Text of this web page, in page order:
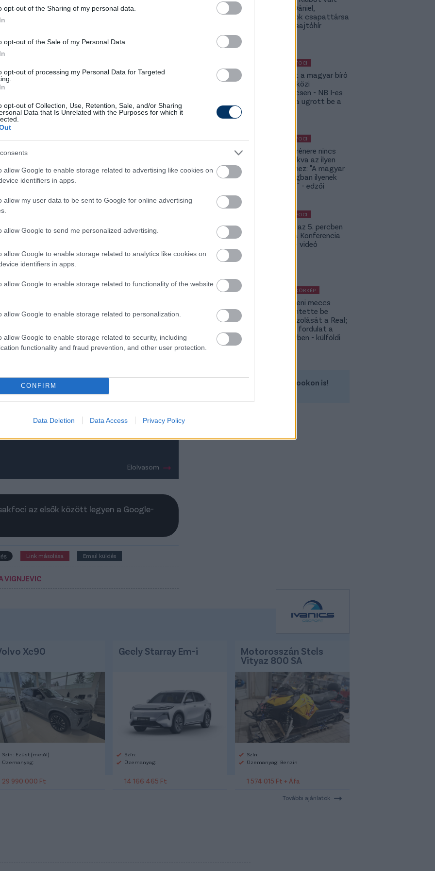
opt-out of the Sharing of my personal data.
opt-out of the Sale of my Personal Data.
opt-out of processing my Personal Data for Targeted
opt-out of Collection, Use, Retention, Sale, and/or Sharing
Data that Is Unrelated with the Purposes for which it
allow Google to enable storage related to advertising like cookies on
identifiers in apps.
allow my user data to be sent to Google for online advertising
allow Google to send me personalized advertising.
allow Google to enable storage related to analytics like cookies on
identifiers in apps.
allow Google to enable storage related to functionality of the website
allow Google to enable storage related to personalization.
allow Google to enable storage related to security, including
functionality and fraud prevention, and other user protection.
CONFIRM
Data Deletion Data Access Privacy Policy
felelősséggel.
Újpest szurkolói nélkül nem lenne az, ami,
hogy nem sikerült úgy elkezdeni a
életére nagyon rányomta a hangulatát
folytatni azt a munkát, amit elkezdtünk.
100 százalékban, ami bennünk
változtatni. A Ferencváros elleni meccsig
megváltozott, más lett a hangulat, az
mellett, hogy már a 60. perc
a játékon, de nem tudok
ebből. Ennek
megnyerhetjük a
ugyanazokkal a fiúkkal
az őszi szezon elején.
Vignjevic esetleges távozásáról és a
alábbi cikkünkben írtunk.
Küszöbön a tulajdonosváltás,
magyar kézbe kerülhet a
- részletek
hazai nagyvállalat lehet, amely anyagi forrást
az Újpest megvételére.
Elolvasom
az elsők között legyen a Google-
Link másolása Email küldés
VIGNJEVIC
Gazdag Dániel,
világbajnok csapattársa
is lehet - sajtóhír
KÜLFÖLDI FOCI
Megsérült a magyar bíró
a nemzetközi
kupameccsen - NB I-es
honfitársa ugrott be a
KÜLFÖLDI FOCI
A DVSC trénere nincs
hozzászokva az ilyen
meccsekhez: "A magyar
bajnokságban ilyenek
nincsenek" - edzői
KÜLFÖLDI FOCI
Bolla már az 5. percben
betalált a Konferencia
Ligában – videó
KÜLFÖLDI KÖRKÉP
A Fradi elleni meccs
előtt jelentette be
rekordigazolását a Real;
hatalmas fordulat a
Rodri-ügyben - külföldi
Kövess minket a Facebookon is!
Xc90
Szín: Ezüst (metál)
Üzemanyag:
29 990 000 Ft
Geely Starray Em-i
Szín:
Üzemanyag:
14 166 465 Ft
Motorosszán Stels
Vityaz 800 SA
Szín:
Üzemanyag: Benzin
1 574 015 Ft + Áfa
További ajánlatok